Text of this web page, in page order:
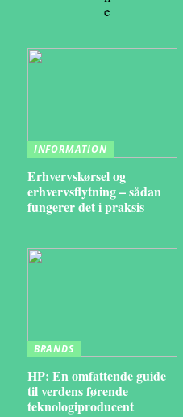
e
INFORMATION
Erhvervskørsel og
erhvervsflytning – sådan
fungerer det i praksis
BRANDS
HP: En omfattende guide
til verdens førende
teknologiproducent